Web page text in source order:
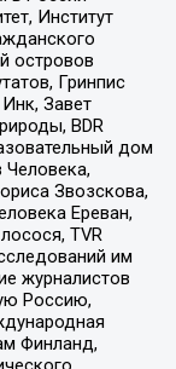
Институт
островов
Гринпис
Завет
BDR
дом
Звозскова,
Ереван,
TVR
им
журналистов
Россию,
Финланд,